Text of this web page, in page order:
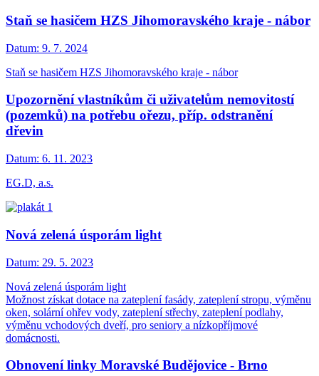
Staň se hasičem HZS Jihomoravského kraje - nábor
Datum: 9. 7. 2024
Staň se hasičem HZS Jihomoravského kraje - nábor
Upozornění vlastníkům či uživatelům nemovitostí
(pozemků) na potřebu ořezu, příp. odstranění
dřevin
Datum: 6. 11. 2023
EG.D, a.s.
Nová zelená úsporám light
Datum: 29. 5. 2023
Nová zelená úsporám light
Možnost získat dotace na zateplení fasády, zateplení stropu, výměnu
oken, solární ohřev vody, zateplení střechy, zateplení podlahy,
výměnu vchodových dveří, pro seniory a nízkopříjmové
domácnosti.
Obnovení linky Moravské Budějovice - Brno